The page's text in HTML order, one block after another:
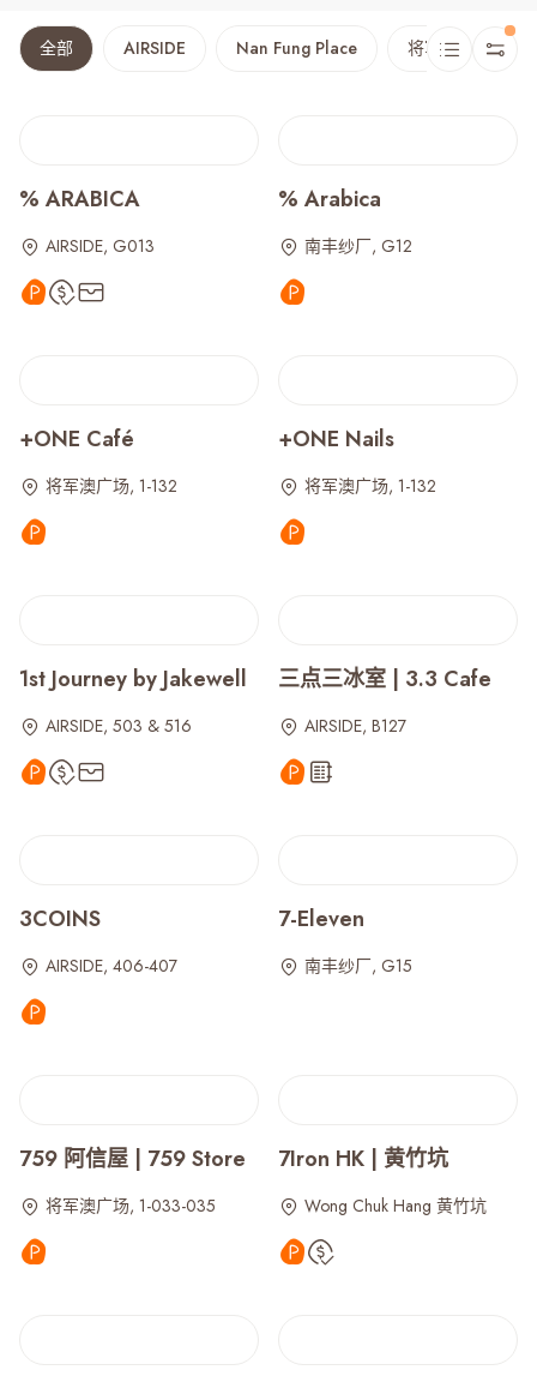
全部 AIRSIDE Nan Fung Place 将军澳广场
% ARABICA
AIRSIDE, G013
% Arabica
南丰纱厂, G12
+ONE Café
将军澳广场, 1-132
+ONE Nails
将军澳广场, 1-132
1st Journey by Jakewell
AIRSIDE, 503 & 516
三点三冰室 | 3.3 Cafe
AIRSIDE, B127
3COINS
AIRSIDE, 406-407
7-Eleven
南丰纱厂, G15
759 阿信屋 | 759 Store
将军澳广场, 1-033-035
7Iron HK | 黄竹坑
Wong Chuk Hang 黄竹坑